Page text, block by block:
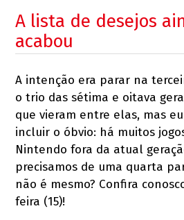
A lista de desejos
acabou
A intenção era parar na
o trio das sétima e oitava
que vieram entre elas, mas
incluir o óbvio: há muitos
Nintendo fora da atual
precisamos de uma quarta
não é mesmo? Confira
feira (15)!